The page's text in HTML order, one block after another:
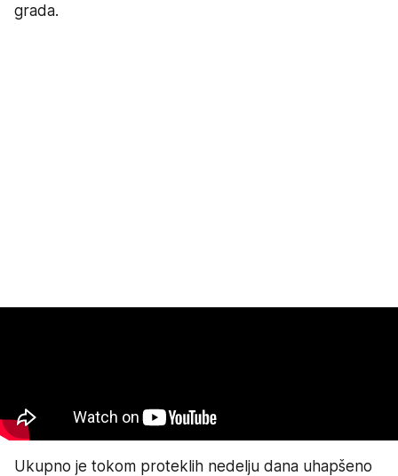
grada.
Ukupno je tokom proteklih nedelju dana uhapšeno